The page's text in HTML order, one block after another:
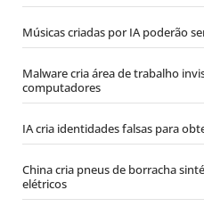
Músicas criadas por IA poderão
Malware cria área de trabalho
computadores
IA cria identidades falsas para
China cria pneus de borracha
elétricos